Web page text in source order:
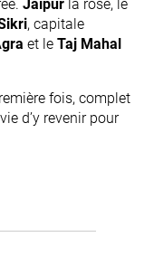
Jaipur la rose, le
, capitale
et le Taj Mahal
fois, complet
d’y revenir pour